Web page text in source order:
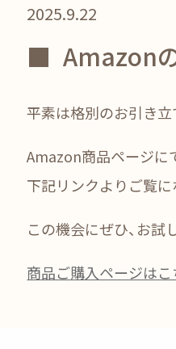
2025.9.22
■ Amazon
平素は格別のお引き立
Amazon商品ページに
下記リンクよりご覧に
この機会にぜひ、お試
商品ご購入ページは